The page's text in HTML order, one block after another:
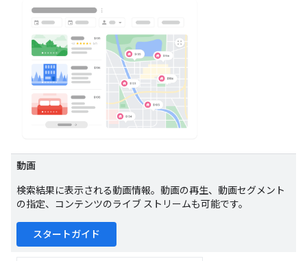
動画
検索結果に表示される動画情報。動画の再生、動画セグメント
の指定、コンテンツのライブ ストリームも可能です。
スタートガイド